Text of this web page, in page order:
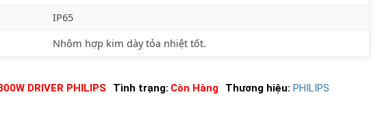
IP65
Nhôm hợp kim dày tỏa nhiệt tốt.
DRIVER PHILIPS Tình trạng: Còn Hàng Thương hiệu: PHILIPS